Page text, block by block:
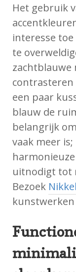
Het gebruik
interesse
te
een paar
blauw de
belangrijk
vaak meer
uitnodigt tot
Bezoek